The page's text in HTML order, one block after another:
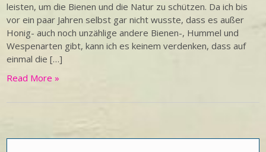
leisten, um die Bienen und die Natur zu schützen. Da ich bis
vor ein paar Jahren selbst gar nicht wusste, dass es außer
Honig- auch noch unzählige andere Bienen-, Hummel und
Wespenarten gibt, kann ich es keinem verdenken, dass auf
einmal die […]
Read More »